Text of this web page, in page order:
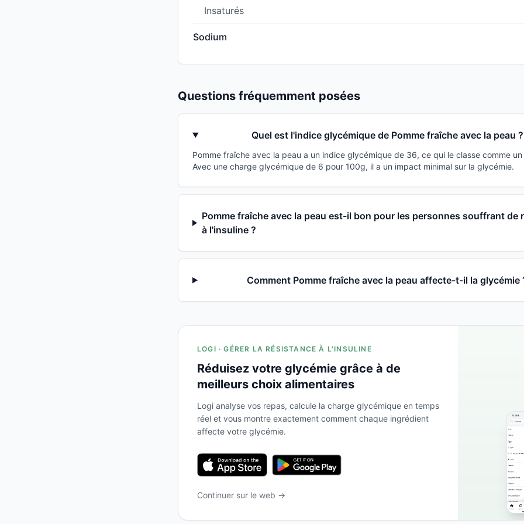
Insaturés
Sodium
Questions fréquemment posées
Quel est l'indice glycémique de Pomme fraîche avec la peau ?
Pomme fraîche avec la peau a un indice glycémique de 36, ce qui le classe comme
Avec une charge glycémique de 6 pour 100g, il a un impact minimal sur la glycémie.
Pomme fraîche avec la peau est-il bon pour les personnes souffrant de
à l'insuline ?
Comment Pomme fraîche avec la peau affecte-t-il la glycémie
LOGI · GÉRER LA RÉSISTANCE À L'INSULINE
Réduisez votre glycémie grâce à de
meilleurs choix alimentaires
Logi analyse vos repas, calcule la charge glycémique en temps
réel et vous montre exactement comment chaque ingrédient
affecte votre glycémie.
Continuer sur le web →